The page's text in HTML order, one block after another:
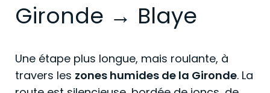
Gironde → Blaye
Une étape plus longue, mais roulante, à
travers les zones humides de la Gironde. La